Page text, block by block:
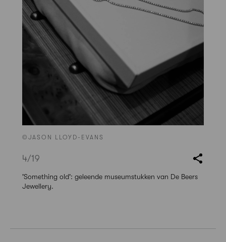
©JASON LLOYD-EVANS
4/19
'Something old': geleende museumstukken van De Beers
Jewellery.